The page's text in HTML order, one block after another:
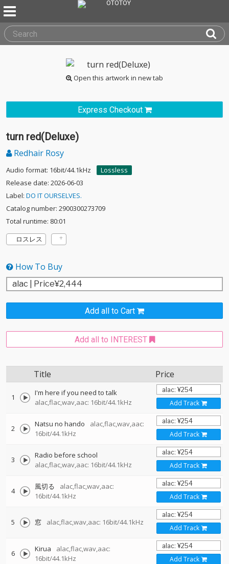
Open this artwork in new tab
Express Checkout
turn red(Deluxe)
Redhair Rosy
Audio format: 16bit/44.1kHz
Lossless
Release date: 2026-06-03
Label: DO IT OURSELVES.
Catalog number: 2900300273709
Total runtime: 80:01
ロスレス
How To Buy
Add all to Cart
Add all to INTEREST
Title Price
1
I'm here if you need to talk
alac,flac,wav,aac: 16bit/44.1kHz
Add Track
2 Natsu no hando
alac,flac,wav,aac:
16bit/44.1kHz
Add Track
3
Radio before school
alac,flac,wav,aac: 16bit/44.1kHz
Add Track
4 風切る
alac,flac,wav,aac:
16bit/44.1kHz
Add Track
5 窓 alac,flac,wav,aac: 16bit/44.1kHz
Add Track
6 Kirua
alac,flac,wav,aac:
16bit/44.1kHz
Add Track